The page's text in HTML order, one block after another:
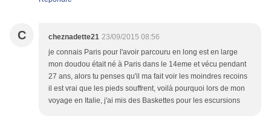
C cheznadette21 23/09/2015 08:56
je connais Paris pour l'avoir parcouru en long est en large
mon doudou était né à Paris dans le 14eme et vécu pendant
27 ans, alors tu penses qu'il ma fait voir les moindres recoins
il est vrai que les pieds souffrent, voilà pourquoi lors de mon
voyage en Italie, j'ai mis des Baskettes pour les escursions